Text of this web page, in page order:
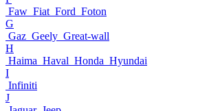
Faw Fiat Ford Foton
G
Gaz Geely Great-wall
H
Haima Haval Honda Hyundai
I
Infiniti
J